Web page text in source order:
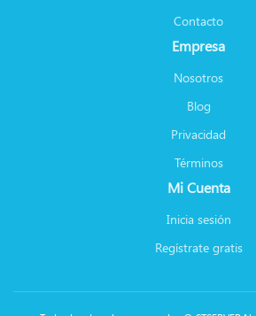
Contacto
Empresa
Nosotros
Blog
Privacidad
Términos
Mi Cuenta
Inicia sesión
Regístrate gratis